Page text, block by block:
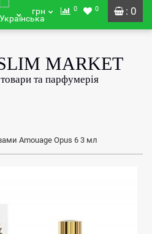
: 0
грн 0 0
Amouage Opus 6 3 мл